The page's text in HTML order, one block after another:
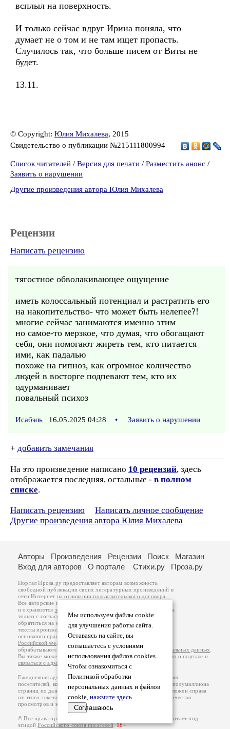
всплыл на поверхность.
И только сейчас вдруг Ирина поняла, что
думает не о том и не там ищет пропасть.
Случилось так, что больше писем от Виты не
будет.
13.11.
© Copyright: Юлия Михалева, 2015
Свидетельство о публикации №215111800994
Список читателей / Версия для печати / Разместить анонс /
Заявить о нарушении
Другие произведения автора Юлия Михалева
Рецензии
Написать рецензию
тягостное обволакивающее ощущение
иметь колоссальный потенциал и растратить его
на накопительство- что может быть нелепее?!
многие сейчас занимаются именно этим
но самое-то мерзкое, что думая, что обогащают
себя, они помогают жиреть тем, кто питается
ими, как падалью
похоже на гипноз, как огромное количество
людей в восторге подпевают тем, кто их
одурманивает
повальный психоз
Исабэль 16.05.2025 04:28 • Заявить о нарушении
+ добавить замечания
На это произведение написано 10 рецензий, здесь
отображается последняя, остальные - в полном
списке.
Написать рецензию
Написать личное сообщение
Другие произведения автора Юлия Михалева
Мы используем файлы cookie
для улучшения работы сайта.
Оставаясь на сайте, вы
соглашаетесь с условиями
использования файлов cookies.
Чтобы ознакомиться с
Политикой обработки
персональных данных и файлов
cookie, нажмите здесь.
Соглашаюсь
Авторы Произведения Рецензии Поиск
Магазин
Вход для авторов
О портале Стихи.ру Проза.ру
Портал Проза.ру предоставляет авторам возможность
свободной публикации своих литературных произведений в
сети Интернет на основаниипользовательского договора
Все авторские права на произведения принадлежат авторам
и охраняются законом
. Перепечатка произведений возможна
только с согласия его автора, к которому вы можете
обратиться на его авторской странице. Ответственность за
тексты произведений авторы несут самостоятельно на
основанииправил публикацииизаконодательства
Российской Федерации
обрабатываются на основанииПолитики обработки персональных данных
Вы также можете посмотреть более подробнуюинформацию о портале и
связаться с администрацией
Ежедневная аудитория портала Проза.ру – порядка 100 тысяч
посетителей, которые в общей сумме просматривают более полумиллиона
страниц по данным счетчика посещаемости, который расположен справа
от этого текста. В каждой графе указано по две цифры: количество
просмотров и количество посетителей.
© Все права принадлежат авторам, 2000-2026. Портал работает под
эгидойРоссийского союза писателей.18+